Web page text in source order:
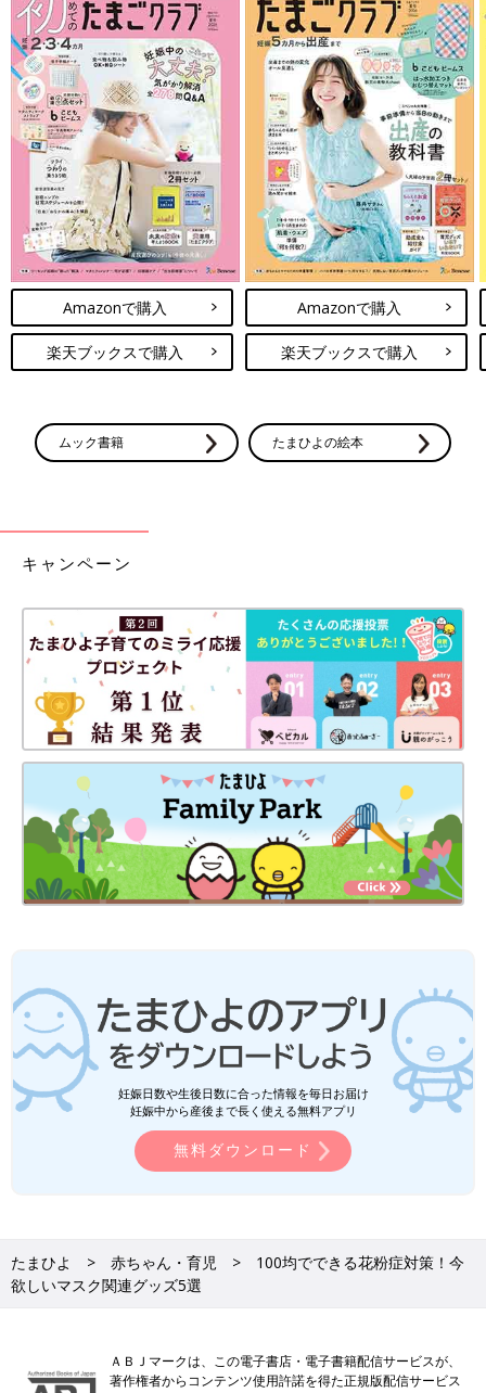
Amazonで購入
楽天ブックスで購入
Amazonで購入
楽天ブックスで購入
ムック書籍 たまひよの絵本
キャンペーン
妊娠日数や生後日数に合った情報を毎日お届け
妊娠中から産後まで長く使える無料アプリ
無料ダウンロード
たまひよ 赤ちゃん・育児
100均でできる花粉症対策！今
欲しいマスク関連グッズ5選
ＡＢＪマークは、この電子書店・電子書籍配信サービスが、
著作権者からコンテンツ使用許諾を得た正規版配信サービス